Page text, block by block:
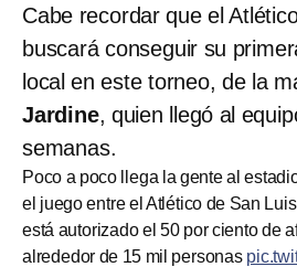
Cabe recordar que el
buscará conseguir su
local en este torneo, de la
Jardine, quien llegó al
semanas.
Poco a poco llega la gente al
el juego entre el Atlético de San
está autorizado el 50 por ciento de
alrededor de 15 mil personas